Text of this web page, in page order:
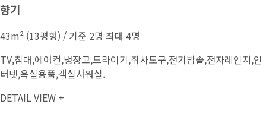
향기
43m² (13평형) / 기준 2명 최대 4명
TV,침대,에어컨,냉장고,드라이기,취사도구,전기밥솥,전자레인지,인
터넷,욕실용품,객실샤워실.
DETAIL VIEW +